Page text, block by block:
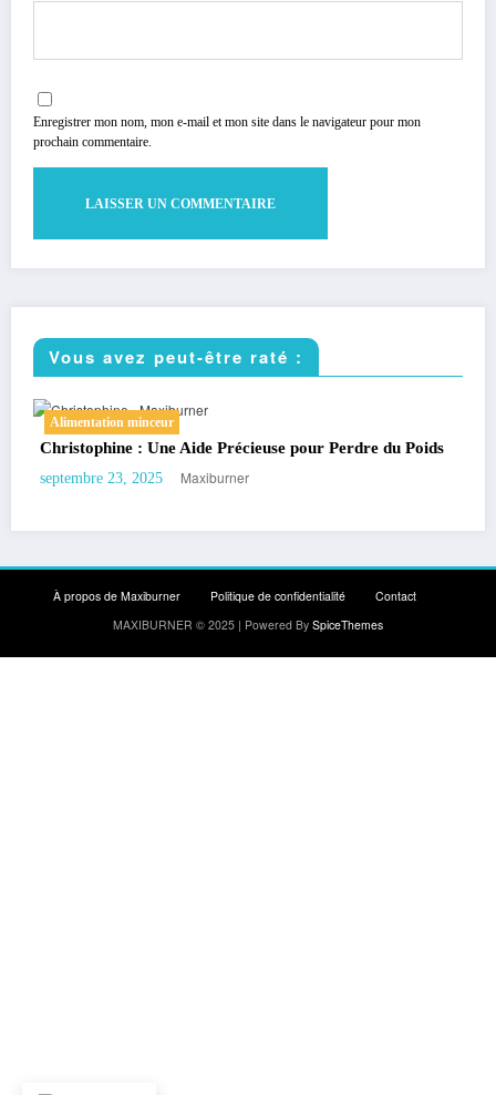
Enregistrer mon nom, mon e-mail et mon site dans le navigateur pour mon
prochain commentaire.
Vous avez peut-être raté :
du Poids Gym Suédoise : 15 Exercices pour Maigrir
septembre 19, 2025
À propos de Maxiburner Politique de confidentialité
Contact
MAXIBURNER © 2025 | Powered By SpiceThemes